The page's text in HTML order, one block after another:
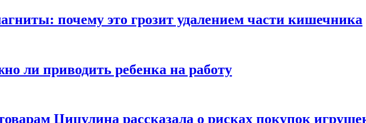
почему это грозит удалением части кишечника
ли приводить ребенка на работу
Цицулина рассказала о рисках покупок